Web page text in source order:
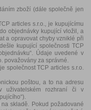
zboží (dále společně jen
articles s.r.o., je kupujícímu
objednávky kupující vložil, a
a opravovat chyby vzniklé při
kupující společnosti TCP
Údaje uvedené v
považovány za správné.
TCP articles s.r.o.
poštou, a to na adresu
uživatelském rozhraní či v
skladě. Pokud požadované